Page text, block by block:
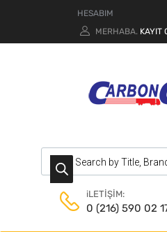
HESABIM
MERHABA. KAYIT
iLETİŞİM:
0 (216) 590 02